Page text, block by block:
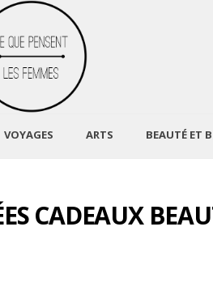
VOYAGES ARTS BEAUTÉ ET
CADEAUX